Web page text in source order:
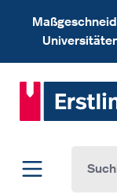
Zum Hauptinhalt